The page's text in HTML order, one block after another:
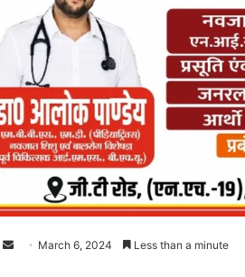
SendMarch 6, 2024 Less than a minute